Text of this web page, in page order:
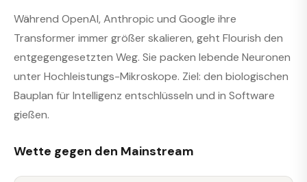
Während OpenAI, Anthropic und Google ihre
Transformer immer größer skalieren, geht Flourish den
entgegengesetzten Weg. Sie packen lebende Neuronen
unter Hochleistungs-Mikroskope. Ziel: den biologischen
Bauplan für Intelligenz entschlüsseln und in Software
gießen.
Wette gegen den Mainstream